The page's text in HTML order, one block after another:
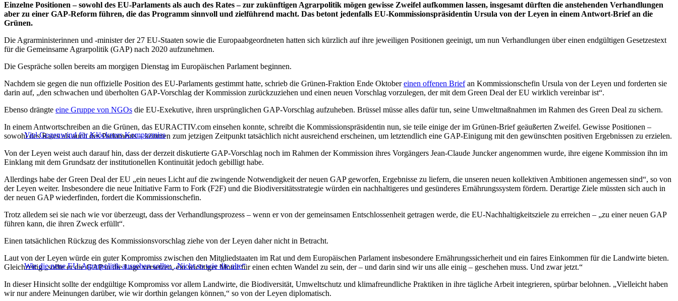
Einzelne Positionen – sowohl des EU-Parlaments als auch des Rates – zur zukünftigen Agrarpolitik mögen gewisse Zweifel aufkommen lassen, insgesamt dürften die anstehenden Verhandlungen
aber zu einer GAP-Reform führen, die das Programm sinnvoll und zielführend macht. Das betont jedenfalls EU-Kommissionspräsidentin Ursula von der Leyen in einem Antwort-Brief an die
Grünen.
Die Agrarministerinnen und -minister der 27 EU-Staaten sowie die Europaabgeordneten hatten sich kürzlich auf ihre jeweiligen Positionen geeinigt, um nun Verhandlungen über einen endgültigen Gesetzestext
für die Gemeinsame Agrarpolitik (GAP) nach 2020 aufzunehmen.
Die Gespräche sollen bereits am morgigen Dienstag im Europäischen Parlament beginnen.
Nachdem sie gegen die nun offizielle Position des EU-Parlaments gestimmt hatte, schrieb die Grünen-Fraktion Ende Oktobereinen offenen Briefan Kommissionschefin Ursula von der Leyen und forderten sie
darin auf, „den schwachen und überholten GAP-Vorschlag der Kommission zurückzuziehen und einen neuen Vorschlag vorzulegen, der mit dem Green Deal der EU wirklich vereinbar ist“.
Ebenso drängte eine Gruppe von NGOs die EU-Exekutive, ihren ursprünglichen GAP-Vorschlag aufzuheben. Brüssel müsse alles dafür tun, seine Umweltmaßnahmen im Rahmen des Green Deal zu sichern.
Viel Gegenwind für Klöckners Kompromiss
In einem Antwortschreiben an die Grünen, das EURACTIV.com einsehen konnte, schreibt die Kommissionspräsidentin nun, sie teile einige der im Grünen-Brief geäußerten Zweifel. Gewisse Positionen –
sowohl des Rates als auch des Parlaments – könnten zum jetzigen Zeitpunkt tatsächlich nicht ausreichend erscheinen, um letztendlich eine GAP-Einigung mit den gewünschten positiven Ergebnissen zu erzielen.
Von der Leyen weist auch darauf hin, dass der derzeit diskutierte GAP-Vorschlag noch im Rahmen der Kommission ihres Vorgängers Jean-Claude Juncker angenommen wurde, ihre eigene Kommission ihn im
Einklang mit dem Grundsatz der institutionellen Kontinuität jedoch gebilligt habe.
Allerdings habe der Green Deal der EU „ein neues Licht auf die zwingende Notwendigkeit der neuen GAP geworfen, Ergebnisse zu liefern, die unseren neuen kollektiven Ambitionen angemessen sind“, so von
der Leyen weiter. Insbesondere die neue Initiative Farm to Fork (F2F) und die Biodiversitätsstrategie würden ein nachhaltigeres und gesünderes Ernährungssystem fördern. Derartige Ziele müssten sich auch in
der neuen GAP wiederfinden, fordert die Kommissionschefin.
Trotz alledem sei sie nach wie vor überzeugt, dass der Verhandlungsprozess – wenn er von der gemeinsamen Entschlossenheit getragen werde, die EU-Nachhaltigkeitsziele zu erreichen – „zu einer neuen GAP
führen kann, die ihren Zweck erfüllt“.
Einen tatsächlichen Rückzug des Kommissionsvorschlag ziehe von der Leyen daher nicht in Betracht.
Wie die neue EU-Agrarpolitik aussehen sollte: „Nicht so wie die alte“
Laut von der Leyen würde ein guter Kompromiss zwischen den Mitgliedstaaten im Rat und dem Europäischen Parlament insbesondere Ernährungssicherheit und ein faires Einkommen für die Landwirte bieten.
Gleichzeitig „sollte er die GAP in die Lage versetzen, ein wichtiger Motor für einen echten Wandel zu sein, der – und darin sind wir uns alle einig – geschehen muss. Und zwar jetzt.“
In dieser Hinsicht sollte der endgültige Kompromiss vor allem Landwirte, die Biodiversität, Umweltschutz und klimafreundliche Praktiken in ihre tägliche Arbeit integrieren, spürbar belohnen. „Vielleicht haben
wir nur andere Meinungen darüber, wie wir dorthin gelangen können,“ so von der Leyen diplomatisch.